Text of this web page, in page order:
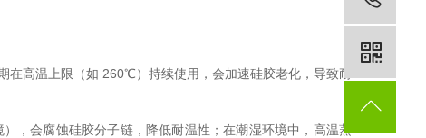
高温上限（如 260℃）持续使用，会加速硅胶老化，导致耐
，会腐蚀硅胶分子链，降低耐温性；在潮湿环境中，高温蒸